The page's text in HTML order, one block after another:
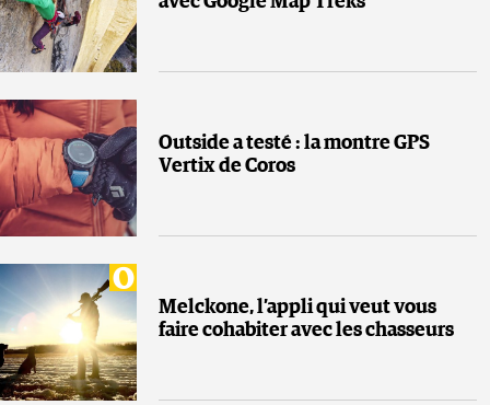
Outside a testé : la montre GPS
Vertix de Coros
Melckone, l’appli qui veut vous
faire cohabiter avec les chasseurs